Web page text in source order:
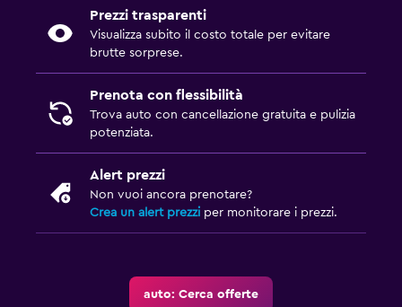
Prezzi trasparenti
Visualizza subito il costo totale per evitare
brutte sorprese.
Prenota con flessibilità
Trova auto con cancellazione gratuita e pulizia
potenziata.
Alert prezzi
Non vuoi ancora prenotare?
Crea un alert prezzi per monitorare i prezzi.
auto: Cerca offerte